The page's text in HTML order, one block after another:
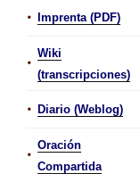
• Imprenta (PDF)
•
Wiki
(transcripciones)
• Diario (Weblog)
•
Oración
Compartida